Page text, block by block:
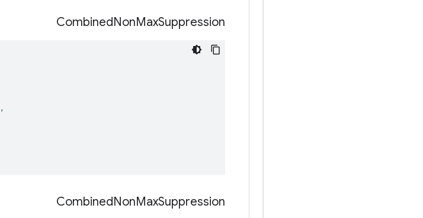
CombinedNonMaxSuppression
,
CombinedNonMaxSuppression